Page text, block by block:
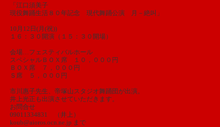
「江口須美子
現役舞踊生活８０年記念 現代舞踊公演 月－絶叫」
10月12日(月(祝))
１６：３０開演（１５：３０開場）
会場…フェスティバルホール
スペシャルＢＯＸ席 １０，０００円
ＢＯＸ席 ７，０００円
Ｓ席 ５，０００円
市川惠子先生、帝塚山スタジオ舞踊団が出演。
井上光正も出演させていただきます。
お問合せ
09011334831 （井上）
koub@aioros.ocn.ne.jp まで